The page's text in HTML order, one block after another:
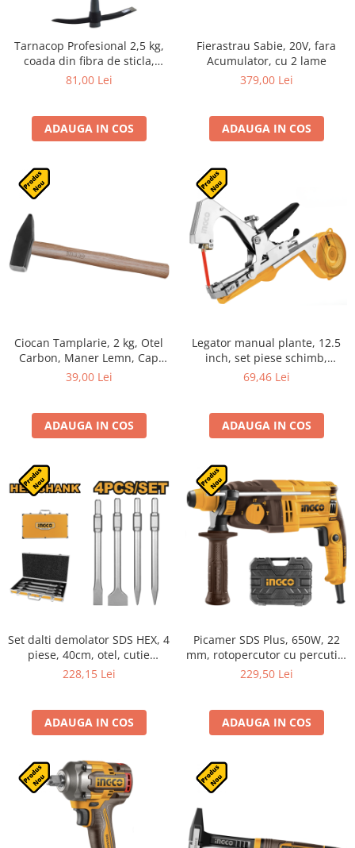
Tarnacop Profesional 2,5 kg,
coada din fibra de sticla,
92cm, pentru sapaturi,
81,00 Lei
ADAUGA IN COS
Fierastrau Sabie, 20V, fara
Acumulator, cu 2 lame
379,00 Lei
ADAUGA IN COS
Ciocan Tamplarie, 2 kg, Otel
Carbon, Maner Lemn, Cap
Forjat
39,00 Lei
ADAUGA IN COS
Legator manual plante, 12.5
inch, set piese schimb,
banda, capse
69,46 Lei
ADAUGA IN COS
Set dalti demolator SDS HEX, 4
piese, 40cm, otel, cutie
transport
228,15 Lei
ADAUGA IN COS
Picamer SDS Plus, 650W, 22
mm, rotopercutor cu percutie,
1.7J, cutie de transport si
229,50 Lei
ADAUGA IN COS